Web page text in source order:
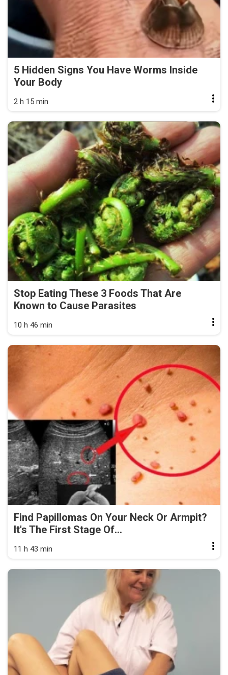
5 Hidden Signs You Have Worms Inside
Your Body
2 h 15 min
Stop Eating These 3 Foods That Are
Known to Cause Parasites
10 h 46 min
Find Papillomas On Your Neck Or Armpit?
It's The First Stage Of...
11 h 43 min